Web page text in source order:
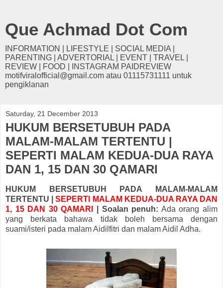
Que Achmad Dot Com
INFORMATION | LIFESTYLE | SOCIAL MEDIA |
PARENTING | ADVERTORIAL | EVENT | TRAVEL |
REVIEW | FOOD | INSTAGRAM PAIDREVIEW
motifviralofficial@gmail.com atau 01115731111 untuk
pengiklanan
Saturday, 21 December 2013
HUKUM BERSETUBUH PADA
MALAM-MALAM TERTENTU |
SEPERTI MALAM KEDUA-DUA RAYA
DAN 1, 15 DAN 30 QAMARI
HUKUM BERSETUBUH PADA MALAM-MALAM
TERTENTU |SEPERTI MALAM KEDUA-DUA RAYA DAN
1, 15 DAN 30 QAMARI
| Soalan penuh: Ada orang alim
yang berkata bahawa tidak boleh bersama dengan
suami/isteri pada malam Aidilfitri dan malam Aidil Adha.